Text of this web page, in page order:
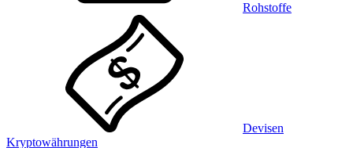
Rohstoffe
Devisen
Kryptowährungen